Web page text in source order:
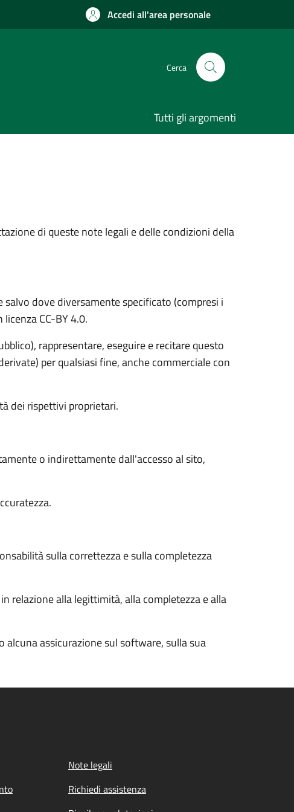
Accedi all'area personale
Cerca
Tutti gli argomenti
di queste note legali e delle condizioni della
salvo dove diversamente specificato (compresi i
CC-BY 4.0.
rappresentare, eseguire e recitare questo
per qualsiasi fine, anche commerciale con
dei rispettivi proprietari.
o indirettamente dall'accesso al sito,
sulla correttezza e sulla completezza
relazione alla legittimità, alla completezza e alla
assicurazione sul software, sulla sua
Note legali
Richiedi assistenza